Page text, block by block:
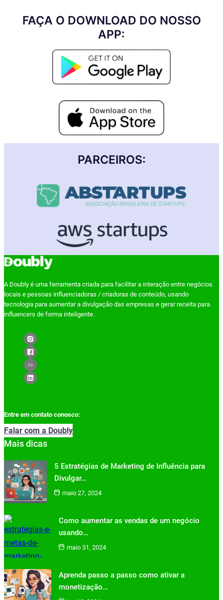
FAÇA O DOWNLOAD DO NOSSO
APP:
PARCEIROS:
A Doubly é uma ferramenta criada para facilitar a interação entre negócios
locais e pessoas influenciadoras / criadoras de conteúdo, usando
tecnologia para aumentar a divulgação das empresas e gerar receita para
influencers de forma inteligente.
Entre em contato conosco:
Falar com a Doubly
Mais dicas
5 Estratégias de Marketing de Influência para
Divulgar…
maio 27, 2024
Como aumentar as vendas de um negócio
usando…
maio 31, 2024
Aprenda passo a passo como ativar a
monetização…